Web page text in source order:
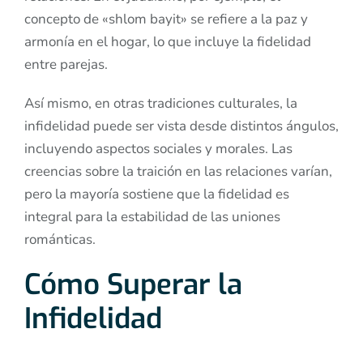
concepto de «shlom bayit» se refiere a la paz y
armonía en el hogar, lo que incluye la fidelidad
entre parejas.
Así mismo, en otras tradiciones culturales, la
infidelidad puede ser vista desde distintos ángulos,
incluyendo aspectos sociales y morales. Las
creencias sobre la traición en las relaciones varían,
pero la mayoría sostiene que la fidelidad es
integral para la estabilidad de las uniones
románticas.
Cómo Superar la
Infidelidad